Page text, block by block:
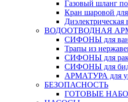
Газовый шланг
Кран шаровой для
Диэлектрическая
ВОДООТВОДНАЯ
СИФОНЫ для
Трапы из
СИФОНЫ для
СИФОНЫ для
АРМАТУРА для
БЕЗОПАСНОСТЬ
ГОТОВЫЕ